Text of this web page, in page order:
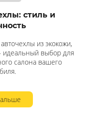
стиль и
из экокожи,
идеальный выбор для
салона вашего